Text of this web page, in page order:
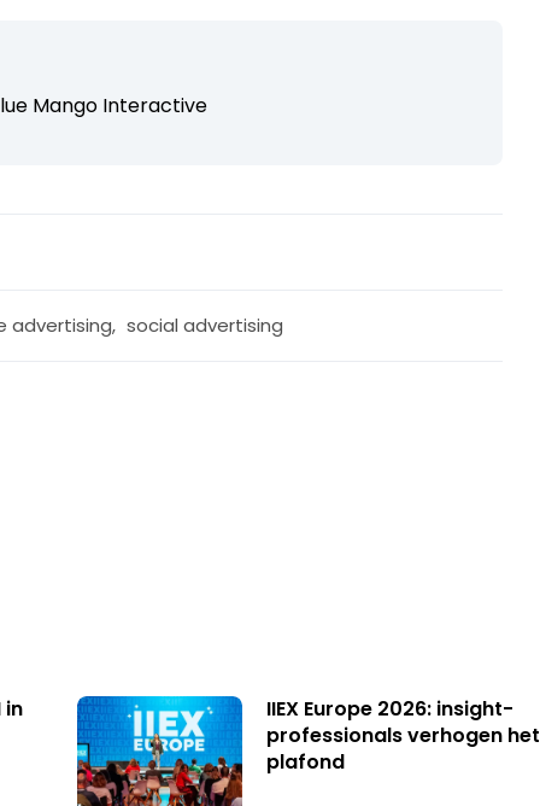
Mango Interactive
advertising, social advertising
in
IIEX Europe 2026: insight-
professionals verhogen het
plafond